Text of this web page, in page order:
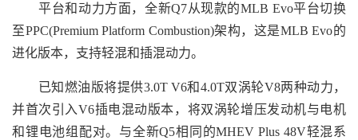
平台和动力方面，全新Q7从现款的MLB Evo平台切换
至PPC(Premium Platform Combustion)架构，这是MLB Evo的
进化版本，支持轻混和插混动力。
已知燃油版将提供3.0T V6和4.0T双涡轮V8两种动力，
并首次引入V6插电混动版本，将双涡轮增压发动机与电机
和锂电池组配对。与全新Q5相同的MHEV Plus 48V轻混系